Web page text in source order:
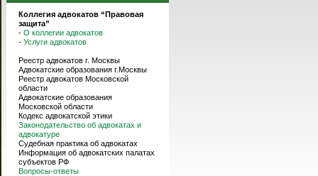
Коллегия адвокатов “Правовая
защита”
- О коллегии адвокатов
- Услуги адвокатов
Реестр адвокатов г. Москвы
Адвокатские образования г.Москвы
Реестр адвокатов Московской
области
Адвокатские образования
Московской области
Кодекс адвокатской этики
Законодательство об адвокатах и
адвокатуре
Судебная практика об адвокатах
Информация об адвокатских палатах
субъектов РФ
Вопросы-ответы